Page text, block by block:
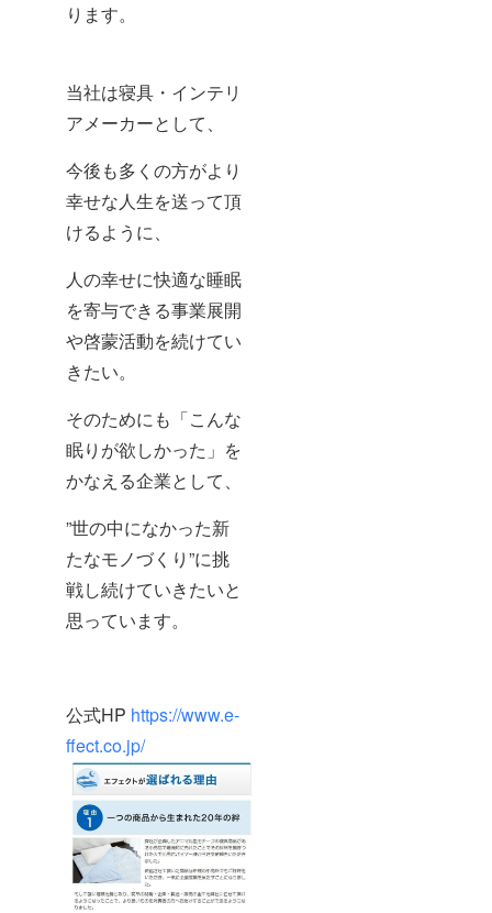
ります。
当社は寝具・インテリ
アメーカーとして、
今後も多くの方がより
幸せな人生を送って頂
けるように、
人の幸せに快適な睡眠
を寄与できる事業展開
や啓蒙活動を続けてい
きたい。
そのためにも「こんな
眠りが欲しかった」を
かなえる企業として、
”世の中になかった新
たなモノづくり”に挑
戦し続けていきたいと
思っています。
公式HP https://www.e-
ffect.co.jp/